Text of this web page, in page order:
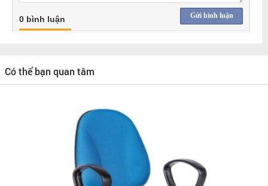
Gửi bình luận
0 bình luận
Có thể bạn quan tâm